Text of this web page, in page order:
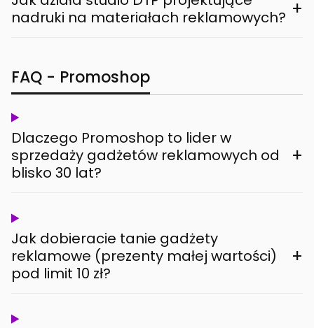
nadruki na materiałach reklamowych? +
FAQ - Promoshop
Dlaczego Promoshop to lider w
sprzedaży gadżetów reklamowych od
blisko 30 lat?
+
Jak dobieracie tanie gadżety
reklamowe (prezenty małej wartości)
pod limit 10 zł?
+